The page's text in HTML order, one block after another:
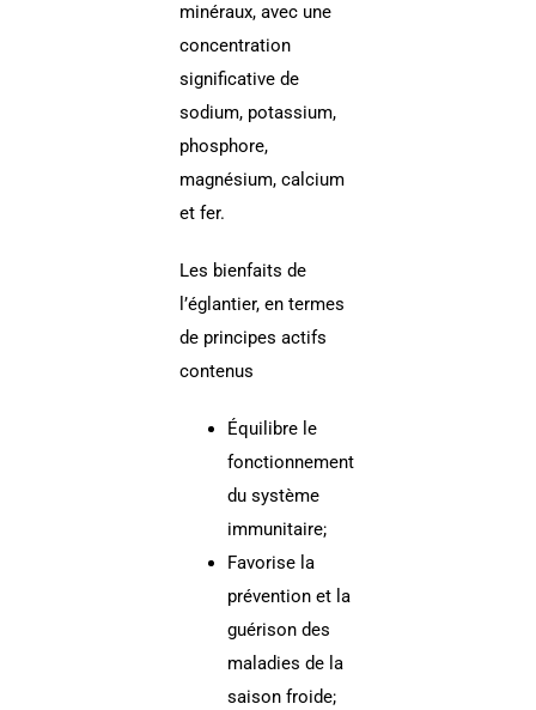
minéraux, avec une
concentration
significative de
sodium, potassium,
phosphore,
magnésium, calcium
et fer.
Les bienfaits de
l’églantier, en termes
de principes actifs
contenus
Équilibre le
fonctionnement
du système
immunitaire;
Favorise la
prévention et la
guérison des
maladies de la
saison froide;